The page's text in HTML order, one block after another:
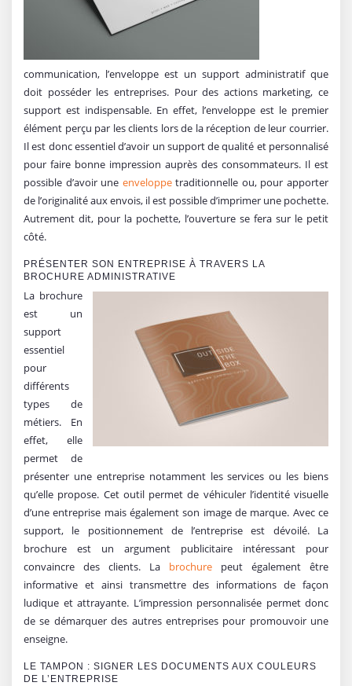
communication, l’enveloppe est un support administratif que
doit posséder les entreprises. Pour des actions marketing, ce
support est indispensable. En effet, l’enveloppe est le premier
élément perçu par les clients lors de la réception de leur courrier.
Il est donc essentiel d’avoir un support de qualité et personnalisé
pour faire bonne impression auprès des consommateurs. Il est
possible d’avoir une enveloppetraditionnelle ou, pour apporter
de l’originalité aux envois, il est possible d’imprimer une pochette.
Autrement dit, pour la pochette, l’ouverture se fera sur le petit
côté.
PRÉSENTER SON ENTREPRISE À TRAVERS LA
BROCHURE ADMINISTRATIVE
La brochure
est un
support
essentiel
pour
différents
types de
métiers. En
effet, elle
permet de
présenter une entreprise notamment les services ou les biens
qu’elle propose. Cet outil permet de véhiculer l’identité visuelle
d’une entreprise mais également son image de marque. Avec ce
support, le positionnement de l’entreprise est dévoilé. La
brochure est un argument publicitaire intéressant pour
convaincre des clients. La brochure peut également être
informative et ainsi transmettre des informations de façon
ludique et attrayante. L’impression personnalisée permet donc
de se démarquer des autres entreprises pour promouvoir une
enseigne.
LE TAMPON : SIGNER LES DOCUMENTS AUX COULEURS
DE L’ENTREPRISE